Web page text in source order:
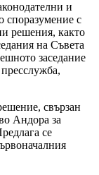
и
споразумение с
решения, както
на Съвета
заседание
свързан
Андора за
се